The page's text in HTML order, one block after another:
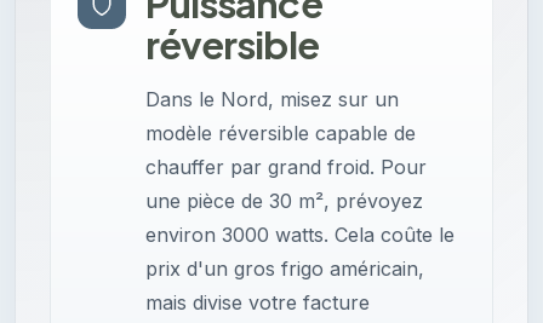
réversible
Dans le Nord, misez sur un
modèle réversible capable de
chauffer par grand froid. Pour
une pièce de 30 m², prévoyez
environ 3000 watts. Cela coûte le
prix d'un gros frigo américain,
mais divise votre facture